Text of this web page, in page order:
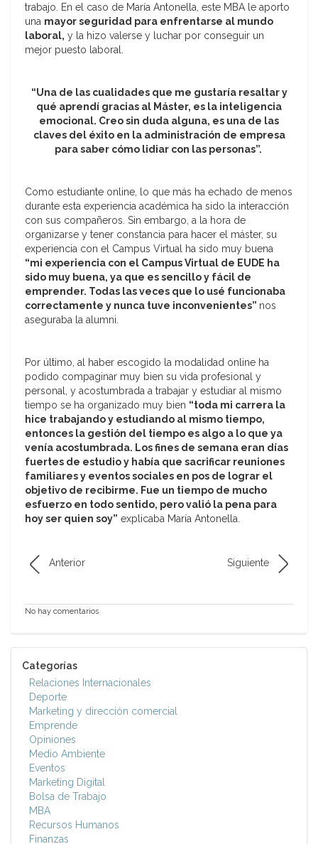
trabajo. En el caso de María Antonella, este MBA le aporto
una mayor seguridad para enfrentarse al mundo
laboral, y la hizo valerse y luchar por conseguir un
mejor puesto laboral.
“Una de las cualidades que me gustaría resaltar y
qué aprendí gracias al Máster, es la inteligencia
emocional. Creo sin duda alguna, es una de las
claves del éxito en la administración de empresa
para saber cómo lidiar con las personas”.
Como estudiante online, lo que más ha echado de menos
durante esta experiencia académica ha sido la interacción
con sus compañeros. Sin embargo, a la hora de
organizarse y tener constancia para hacer el máster, su
experiencia con el Campus Virtual ha sido muy buena
“mi experiencia con el Campus Virtual de EUDE ha
sido muy buena, ya que es sencillo y fácil de
emprender. Todas las veces que lo usé funcionaba
correctamente y nunca tuve inconvenientes” nos
aseguraba la alumni.
Por último, al haber escogido la modalidad online ha
podido compaginar muy bien su vida profesional y
personal, y acostumbrada a trabajar y estudiar al mismo
tiempo se ha organizado muy bien “toda mi carrera la
hice trabajando y estudiando al mismo tiempo,
entonces la gestión del tiempo es algo a lo que ya
venía acostumbrada. Los fines de semana eran días
fuertes de estudio y había que sacrificar reuniones
familiares y eventos sociales en pos de lograr el
objetivo de recibirme. Fue un tiempo de mucho
esfuerzo en todo sentido, pero valió la pena para
hoy ser quien soy” explicaba María Antonella.
Anterior Siguiente
No hay comentarios
Categorías
Relaciones Internacionales
Deporte
Marketing y dirección comercial
Emprende
Opiniones
Medio Ambiente
Eventos
Marketing Digital
Bolsa de Trabajo
MBA
Recursos Humanos
Finanzas